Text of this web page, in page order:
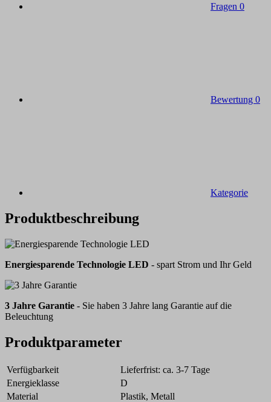
Fragen 0
Bewertung 0
Kategorie
Produktbeschreibung
Energiesparende Technologie LED - spart Strom und Ihr Geld
3 Jahre Garantie - Sie haben 3 Jahre lang Garantie auf die
Beleuchtung
Produktparameter
Verfügbarkeit
Lieferfrist: ca. 3-7 Tage
Energieklasse
D
Material
Plastik, Metall